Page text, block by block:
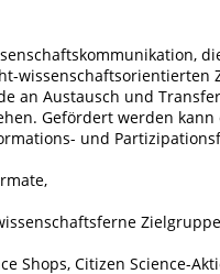
wissenschaftsorientierten
an Austausch und
Gefördert werden
und
Shops, Citizen Science-